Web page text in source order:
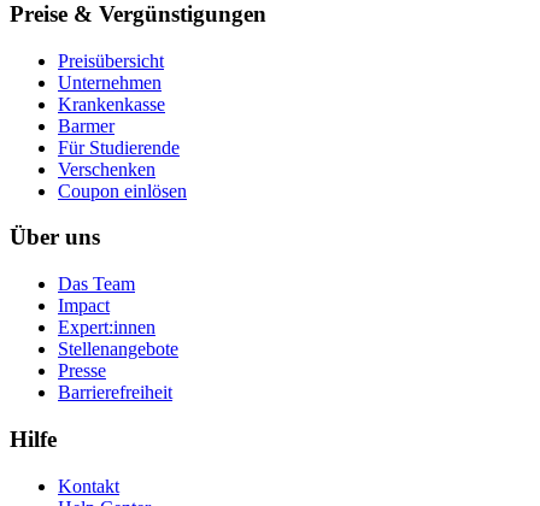
Preise & Vergünstigungen
Preisübersicht
Unternehmen
Krankenkasse
Barmer
Für Studierende
Ver­schen­ken
Coupon einlösen
Über uns
Das Team
Impact
Expert:innen
Stellenangebote
Presse
Barrierefreiheit
Hilfe
Kontakt